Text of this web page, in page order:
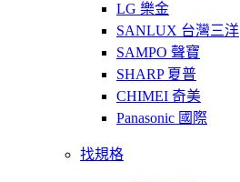
LG 樂金
SANLUX 台灣三洋
SAMPO 聲寶
SHARP 夏普
CHIMEI 奇美
Panasonic 國際
找規格